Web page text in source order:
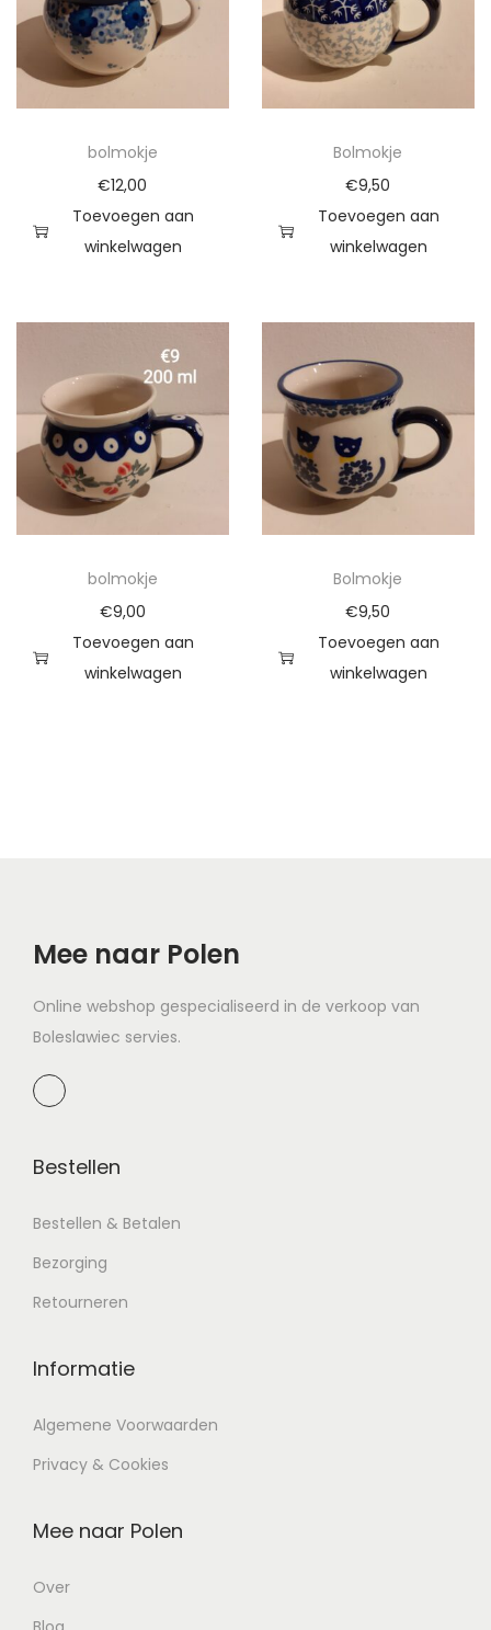
n
t
a
l
bolmokje
€12,00
Toevoegen aan
winkelwagen
Bolmokje
€9,50
Toevoegen aan
winkelwagen
bolmokje
€9,00
Toevoegen aan
winkelwagen
Bolmokje
€9,50
Toevoegen aan
winkelwagen
Mee naar Polen
Online webshop gespecialiseerd in de verkoop van
Boleslawiec servies.
Bestellen
Bestellen & Betalen
Bezorging
Retourneren
Informatie
Algemene Voorwaarden
Privacy & Cookies
Mee naar Polen
Over